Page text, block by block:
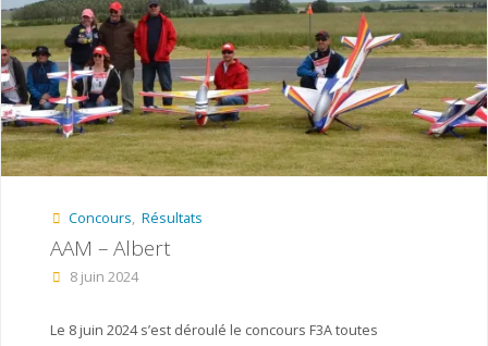
Buckminster
UK"
Concours, Résultats
AAM – Albert
8 juin 2024
Le 8 juin 2024 s’est déroulé le concours F3A toutes